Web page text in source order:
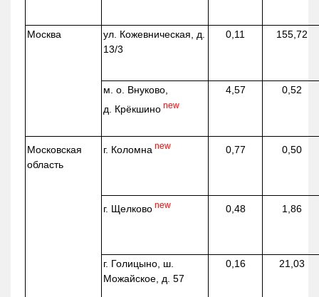
Москва ул. Кожевническая, д.
13/3
0,11 155,72
м. о. Внуково,
д. Крёкшино new
4,57 0,52
Московская
область
г. Коломна new 0,77 0,50
г. Щелково new 0,48 1,86
г. Голицыно, ш.
Можайское, д. 57
0,16 21,03